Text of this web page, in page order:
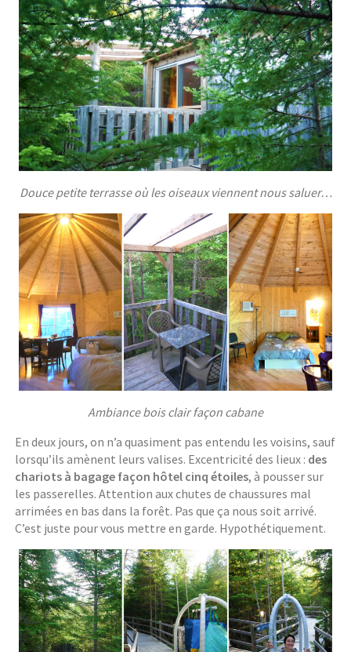
Douce petite terrasse où les oiseaux viennent nous saluer…
Ambiance bois clair façon cabane
En deux jours, on n’a quasiment pas entendu les voisins, sauf
lorsqu’ils amènent leurs valises. Excentricité des lieux : des
chariots à bagage façon hôtel cinq étoiles, à pousser sur
les passerelles. Attention aux chutes de chaussures mal
arrimées en bas dans la forêt. Pas que ça nous soit arrivé.
C’est juste pour vous mettre en garde. Hypothétiquement.